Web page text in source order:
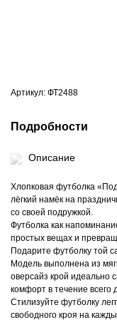
Артикул: ФТ2488
Подробности
Описание
Хлопковая футболка
лёгкий намёк на
со своей подружкой.
Футболка как
простых вещах и
Подарите футболку той
Модель выполнена из
оверсайз крой идеально
комфорт в течение всего
Стилизуйте футболку
свободного кроя на